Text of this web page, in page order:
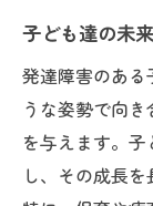
子ども達の未
発達障害のある
うな姿勢で向
を与えます。
し、その成長